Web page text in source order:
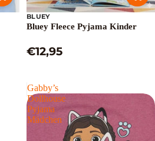
BLUEY
Bluey Fleece Pyjama Kinder
€12,95
Gabby’s
Dollhouse
Pyjama
Mädchen